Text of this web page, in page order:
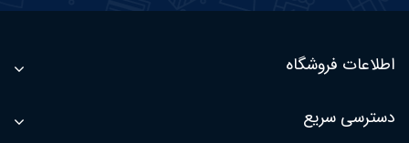
اطلاعات فروشگاه
دسترسی سریع